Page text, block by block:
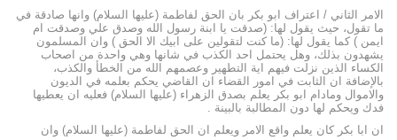
الامر الثاني / اعتراف ابو بكر بان الحق لفاطمة (عليها السلام) وانها صادقة في
ما تقول، حيث يقول لها: (صدقت يا ابنة رسول الله وصدق علي وصدقت ام
ايمن ) كما يقول لها: (ما كنت لتقولين على ابيك الا الحق ) وان المسلمون
يشهدون بذلك، وهل يحتمل احد الكذب في شانها وهي واحدة من اصحاب
الكساء الذين نزلت فيهم اية التطهير وعصمهم الله من الخطأ والكذب،
بالإضافة ان الثابت في امور القضاء ان القاضي يحكم بعلمه في الديون
والاموال ومادام ابو بكر يعلم بصدق الزهراء (عليها السلام) فعليه ان يعطيها
فدك ويحكم لها دون المطالبة بالبينة .
ان ابا بكر كان يعلم واقع الامر ويعلم ان الحق لفاطمة (عليها السلام) وان